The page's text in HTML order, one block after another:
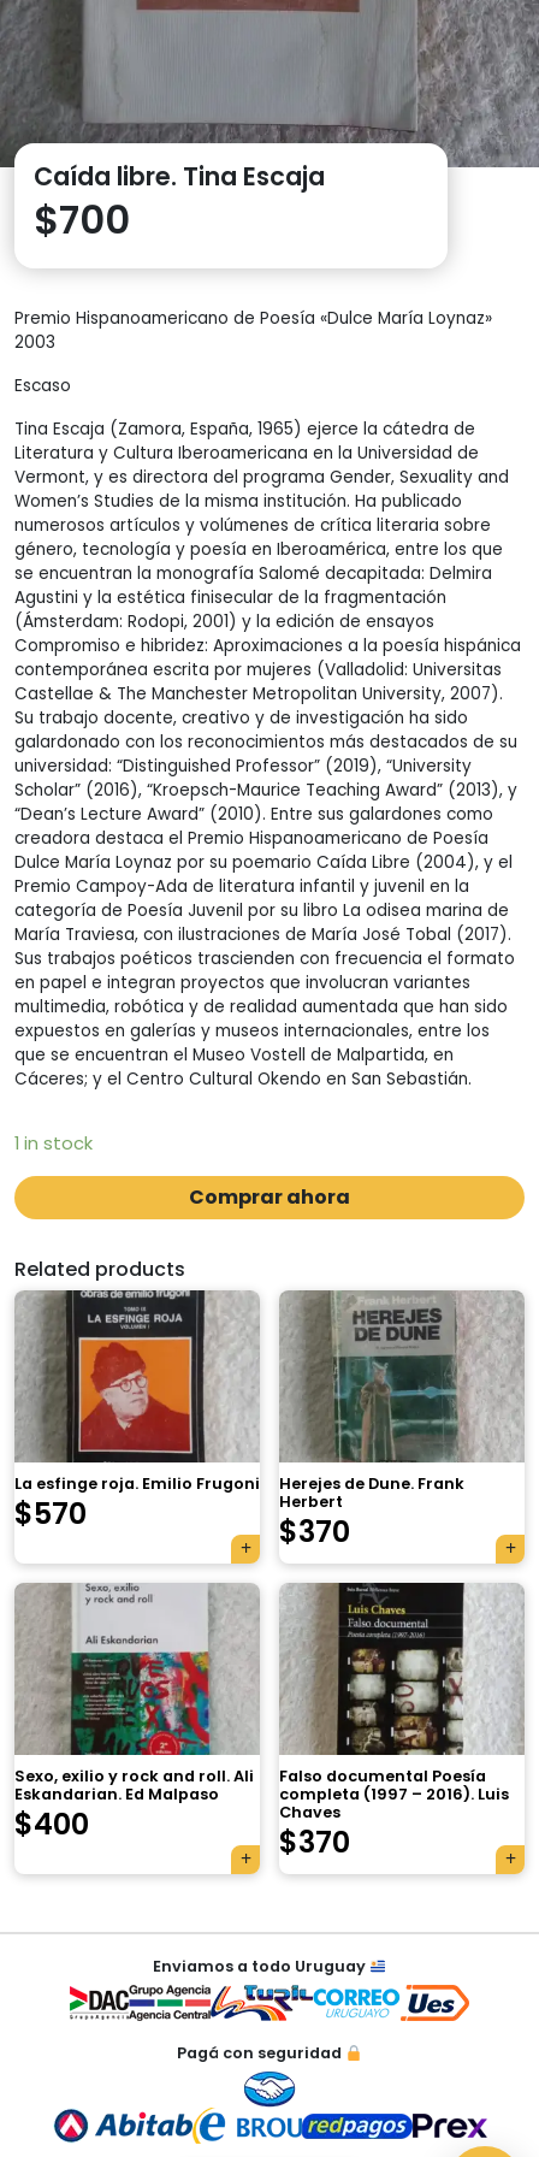
Caída libre. Tina Escaja
$700
Premio Hispanoamericano de Poesía «Dulce María Loynaz»
2003
Escaso
Tina Escaja (Zamora, España, 1965) ejerce la cátedra de
Literatura y Cultura Iberoamericana en la Universidad de
Vermont, y es directora del programa Gender, Sexuality and
Women’s Studies de la misma institución. Ha publicado
numerosos artículos y volúmenes de crítica literaria sobre
género, tecnología y poesía en Iberoamérica, entre los que
se encuentran la monografía Salomé decapitada: Delmira
Agustini y la estética finisecular de la fragmentación
(Ámsterdam: Rodopi, 2001) y la edición de ensayos
Compromiso e hibridez: Aproximaciones a la poesía hispánica
contemporánea escrita por mujeres (Valladolid: Universitas
Castellae & The Manchester Metropolitan University, 2007).
Su trabajo docente, creativo y de investigación ha sido
galardonado con los reconocimientos más destacados de su
universidad: “Distinguished Professor” (2019), “University
Scholar” (2016), “Kroepsch-Maurice Teaching Award” (2013), y
“Dean’s Lecture Award” (2010). Entre sus galardones como
creadora destaca el Premio Hispanoamericano de Poesía
Dulce María Loynaz por su poemario Caída Libre (2004), y el
Premio Campoy-Ada de literatura infantil y juvenil en la
categoría de Poesía Juvenil por su libro La odisea marina de
María Traviesa, con ilustraciones de María José Tobal (2017).
Sus trabajos poéticos trascienden con frecuencia el formato
en papel e integran proyectos que involucran variantes
multimedia, robótica y de realidad aumentada que han sido
expuestos en galerías y museos internacionales, entre los
que se encuentran el Museo Vostell de Malpartida, en
Cáceres; y el Centro Cultural Okendo en San Sebastián.
1 in stock
Comprar ahora
Related products
La esfinge roja. Emilio Frugoni
$570
Herejes de Dune. Frank
Herbert
$370
Sexo, exilio y rock and roll. Ali
Eskandarian. Ed Malpaso
$400
Falso documental Poesía
completa (1997 – 2016). Luis
Chaves
$370
Navegación
entradas
Enviamos a todo Uruguay
Pagá con seguridad
×
Tu carrito está vacío.
Agregá un producto y aparecerá acá
automáticamente.